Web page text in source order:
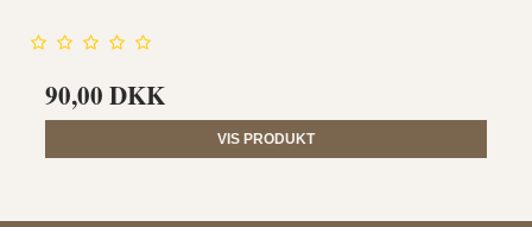
90,00 DKK
VIS PRODUKT